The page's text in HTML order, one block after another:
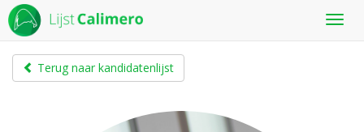
Toon
Terug naar kandidatenlijst